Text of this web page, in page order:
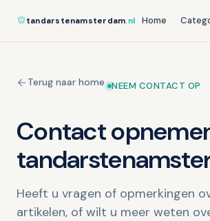
tandarstenamsterdam.nl Home
Terug naar home NEEM CONTACT OP
Contact
Heeft u vragen of opmerkingen
artikelen, of wilt u meer weten